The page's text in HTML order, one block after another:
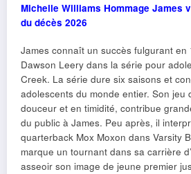
Michelle Williams Hommage James
du décès 2026
James connaît un succès fulgurant en
Dawson Leery dans la série pour
Creek. La série dure six saisons et
adolescents du monde entier. Son jeu
douceur et en timidité, contribue
du public à James. Peu après, il
quarterback Mox Moxon dans Varsity
marque un tournant dans sa carrière
asseoir son image de jeune premier